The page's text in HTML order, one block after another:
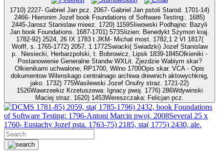
1710) 2227- Gabriel Jan pcz. 2067- Gabriel Jan pstoli Starod. 1701-14)
2466- Hieronim Jozef book Foundations of Software Testing:. 1685)
2445-Jarosz Stanislaw mieez. 1720) 1159Sliwowski Podhajno: Bazyli
Jan book Foundations. 1687-1701) 573Slizien: Benedykt Szymon kraj.
1782-92) 2524, 26 IX 1783 t JKM- Michat most. 1782,1 2 VI 1817(
Wolff, s. 1765-1772) 2057, 1 1772Swiacki( Swiadzki) Jozef Stanislaw
p.. Niesiecki, Herbarzpolski, t. Bobrowicz, Lipsk 1839-1845Olkieniki -
Postanowienie Generalne Standw WXLit. Zjezdzie Wabiym skar?
Olkienikami uchwalone, RP1700, Wilno 1700Opis skar. VCA - Opis
dokumentow Wilenskago centralnago archiwa drewnich aktowychknig,
jako. 1732) 775Wasilewski Jozef Onufry straz. 1721-22)
1526Wawrzeekiz Krzetuszewa: Ignacy pwoj. 1776) 286Wdywinski
Maciej straz. 1620) 1453Wereszczaka: Felicjan pcz.
1781-85) 2059, sta( 1785-1796) 2432, book Foundations
of Software Testing: 1796-Antoni Marcin pwoj. 2008Several 25 x
1760- Eustachy Jozef psta. 1763-75) 2185, sta( 1775) 2430, ale.